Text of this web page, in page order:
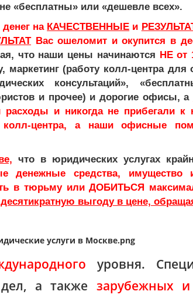
«бесплатны» или «дешевле всех».
денег на КАЧЕСТВЕННЫЕ и
Вас ошеломит и окупится в
что наши цены начинаются НЕ от
маркетинг (работу колл-центра для
консультаций»,
и прочее) и дорогие офисы, а
расходы и никогда не прибегали к
колл-центра, а наши офисные
что в юридических услугах
денежные средства, имущество
в тюрьму или ДОБИТЬСЯ
выгоду в цене,
уровня.
а также зарубежных